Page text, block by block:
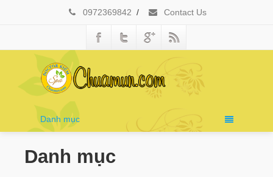
0972369842 / Contact Us
Danh mục
Danh mục